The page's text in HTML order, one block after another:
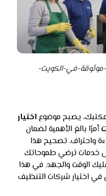
في-الكويت-
يصبح موضوع اختيار
أمرًا بالغ الأهمية لضمان
واحتراف. تصحيح هذا
خدمات ترضي طموحاتك
الوقت والجهد. في هذا
في اختيار شركات التنظيف